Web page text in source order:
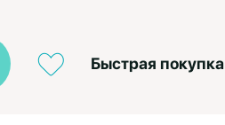
Быстрая покупка